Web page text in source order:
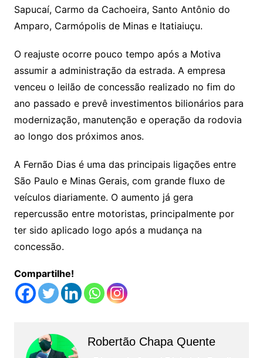
Sapucaí, Carmo da Cachoeira, Santo Antônio do
Amparo, Carmópolis de Minas e Itatiaiuçu.
O reajuste ocorre pouco tempo após a Motiva
assumir a administração da estrada. A empresa
venceu o leilão de concessão realizado no fim do
ano passado e prevê investimentos bilionários para
modernização, manutenção e operação da rodovia
ao longo dos próximos anos.
A Fernão Dias é uma das principais ligações entre
São Paulo e Minas Gerais, com grande fluxo de
veículos diariamente. O aumento já gera
repercussão entre motoristas, principalmente por
ter sido aplicado logo após a mudança na
concessão.
Compartilhe!
Robertão Chapa Quente